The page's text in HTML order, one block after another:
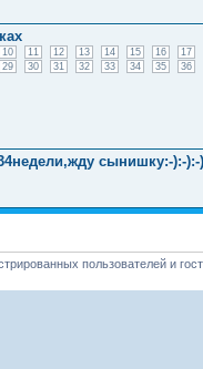
10 11 12 13 14 15 16
17
29 30 31 32 33 34 35 36
сынишку:-):-):-
пользователей и